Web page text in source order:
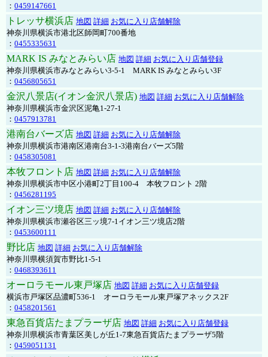
： 0459147661
トレッサ横浜店 地図 詳細 お気に入り店舗解除
神奈川県横浜市港北区師岡町700番地
： 0455335631
MARK IS みなとみらい店 地図 詳細 お気に入り店舗登録
神奈川県横浜市みなとみらい3-5-1 MARK IS みなとみらい3F
： 0456805651
金沢八景店(イオン金沢八景店) 地図 詳細 お気に入り店舗解除
神奈川県横浜市金沢区泥亀1-27-1
： 0457913781
港南台バーズ店 地図 詳細 お気に入り店舗解除
神奈川県横浜市港南区港南台3-1-3港南台バーズ5階
： 0458305081
本牧フロント店 地図 詳細 お気に入り店舗解除
神奈川県横浜市中区小港町2丁目100-4 本牧フロント 2階
： 0456281195
イオン三ツ境店 地図 詳細 お気に入り店舗解除
神奈川県横浜市瀬谷区三ッ境7-1イオン三ツ境店2階
： 0453600111
野比店 地図 詳細 お気に入り店舗解除
神奈川県横須賀市野比1-5-1
： 0468393611
オーロラモール東戸塚店 地図 詳細 お気に入り店舗登録
横浜市戸塚区品濃町536-1 オーロラモール東戸塚アネックス2F
： 0458201561
東急百貨店たまプラーザ店 地図 詳細 お気に入り店舗登録
神奈川県横浜市青葉区美しが丘1-7東急百貨店たまプラーザ5階
： 0459051131